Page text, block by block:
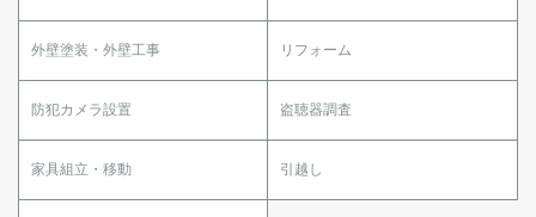
外壁塗装・外壁工事 リフォーム
防犯カメラ設置 盗聴器調査
家具組立・移動 引越し